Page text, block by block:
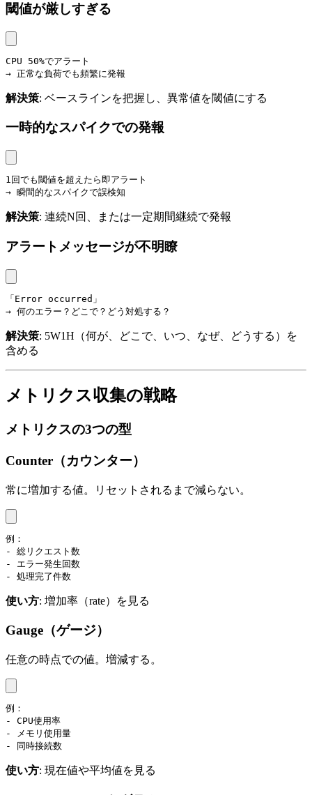
閾値が厳しすぎる
CPU 50%でアラート
→ 正常な負荷でも頻繁に発報
解決策: ベースラインを把握し、異常値を閾値にする
一時的なスパイクでの発報
1回でも閾値を超えたら即アラート
→ 瞬間的なスパイクで誤検知
解決策: 連続N回、または一定期間継続で発報
アラートメッセージが不明瞭
「Error occurred」
→ 何のエラー？どこで？どう対処する？
解決策: 5W1H（何が、どこで、いつ、なぜ、どうする）を
含める
メトリクス収集の戦略
メトリクスの3つの型
Counter（カウンター）
常に増加する値。リセットされるまで減らない。
例：
- 総リクエスト数
- エラー発生回数
- 処理完了件数
使い方: 増加率（rate）を見る
Gauge（ゲージ）
任意の時点での値。増減する。
例：
- CPU使用率
- メモリ使用量
- 同時接続数
使い方: 現在値や平均値を見る